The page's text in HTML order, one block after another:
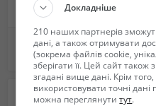
Ремонт стеклянных столов и изделий из стекла
Не указана
Докладніше
210 наших партнерів
дані, а також отримувати
(зокрема файлів cookie,
зберігати її. Цей сайт також
згадані вище дані. Крім
використовувати точні дані
можна переглянутитут.